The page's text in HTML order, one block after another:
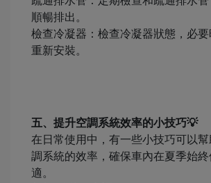
順暢排出。
檢查冷凝器：檢查冷凝器狀態，必
重新安裝。
五、提升空調系統效率的小技巧💡
在日常使用中，有一些小技巧可以
調系統的效率，確保車內在夏季始
適。